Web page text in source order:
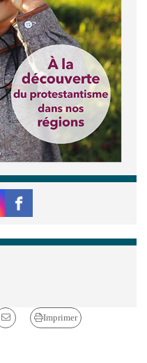
Imprimer